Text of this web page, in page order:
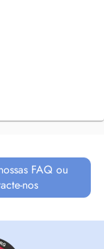
FAQ ou
nos